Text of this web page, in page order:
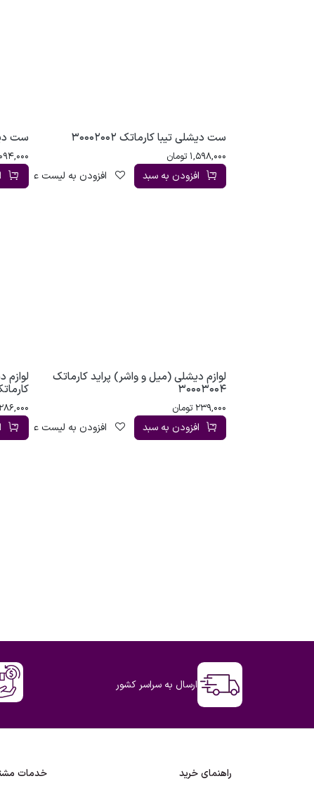
ست دیشلی تیبا کارماتک 30002002
1,598,000 تومان
افزودن به سبد افزودن به لیست
ست
لوازم دیشلی (میل و واشر) پراید کارماتک
30003004
239,000 تومان
افزودن به سبد افزودن به لیست
کارماتک
286,000
ارسال به سراسر کشور
راهنمای خرید خدمات